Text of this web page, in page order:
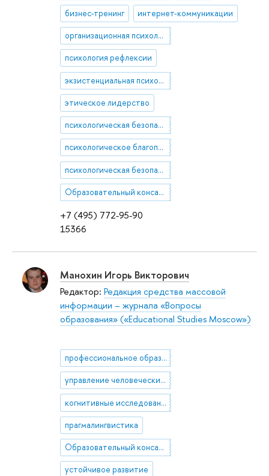
+7 (495) 772-95-90
15366
бизнес-тренинг интернет-коммуникации
организационная психология
психология рефлексии
экзистенциальная психология
этическое лидерство
психологическая безопасность среды
психологическое благополучие
психологическая безопасность в образовании
Образовательный консалтинг
Манохин Игорь Викторович
Редактор: Редакция средства массовой
информации – журнала «Вопросы
образования» («Educational Studies Moscow»)
профессиональное образование
управление человеческим капиталом
когнитивные исследования
прагмалингвистика
Образовательный консалтинг
устойчивое развитие